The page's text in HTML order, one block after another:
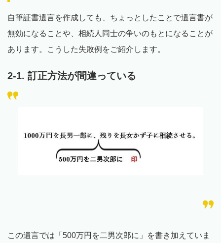
自筆証書遺言を作成しても、ちょっとしたことで遺言書が
無効になることや、相続人同士の争いのもとになることが
あります。こうした失敗例をご紹介します。
2-1. 訂正方法が間違っている
この遺言では「500万円を二男次郎に」を書き加えていま